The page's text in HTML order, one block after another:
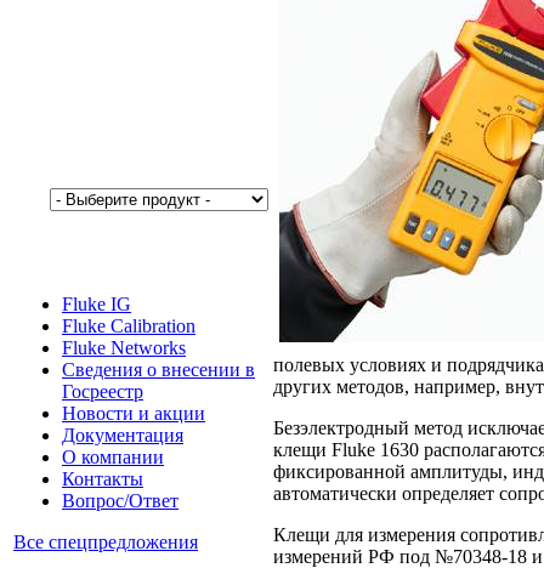
Fluke IG
Fluke Calibration
Fluke Networks
Сведения о внесении в
Госреестр
Новости и акции
Документация
О компании
Контакты
Вопрос/Ответ
Все спецпредложения
полевых условиях и
других методов, например,
Безэлектродный метод
клещи Fluke 1630
фиксированной амплитуды,
автоматически определяет
Клещи для измерения
измерений РФ под №70348-18